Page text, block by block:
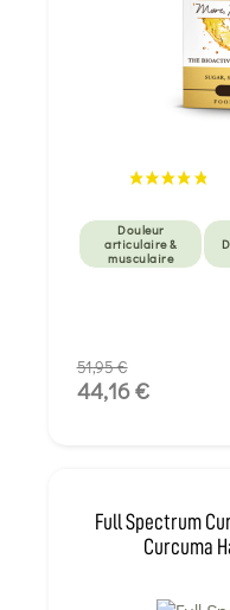
Douleur
articulaire &
musculaire
51,95 €
44,16 €
Full Spectrum
Curcuma